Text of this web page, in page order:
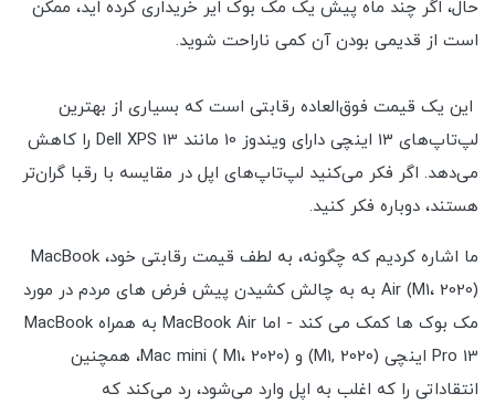
حال، اگر چند ماه پیش یک مک بوک ایر خریداری کرده اید، ممکن
است از قدیمی بودن آن کمی ناراحت شوید.
این یک قیمت فوق‌العاده رقابتی است که بسیاری از بهترین
لپ‌تاپ‌های 13 اینچی دارای ویندوز 10 مانند Dell XPS 13 را کاهش
می‌دهد. اگر فکر می‌کنید لپ‌تاپ‌های اپل در مقایسه با رقبا گران‌تر
هستند، دوباره فکر کنید.
ما اشاره کردیم که چگونه، به لطف قیمت رقابتی خود، MacBook
Air (M1، 2020) به به چالش کشیدن پیش فرض های مردم در مورد
مک بوک ها کمک می کند - اما MacBook Air به همراه MacBook
Pro 13 اینچی (M1, 2020) و Mac mini ( M1، 2020)، همچنین
انتقاداتی را که اغلب به اپل وارد می‌شود، رد می‌کند که